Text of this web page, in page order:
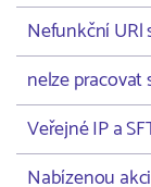
Nefunkční
nelze pracovat
Veřejné IP a
Nabízenou